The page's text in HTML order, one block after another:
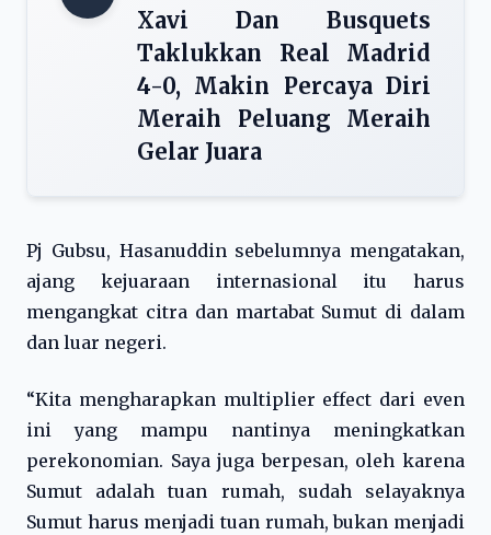
Xavi Dan Busquets
Taklukkan Real Madrid
4-0, Makin Percaya Diri
Meraih Peluang Meraih
Gelar Juara
Pj Gubsu, Hasanuddin sebelumnya mengatakan,
ajang kejuaraan internasional itu harus
mengangkat citra dan martabat Sumut di dalam
dan luar negeri.
“Kita mengharapkan multiplier effect dari even
ini yang mampu nantinya meningkatkan
perekonomian. Saya juga berpesan, oleh karena
Sumut adalah tuan rumah, sudah selayaknya
Sumut harus menjadi tuan rumah, bukan menjadi